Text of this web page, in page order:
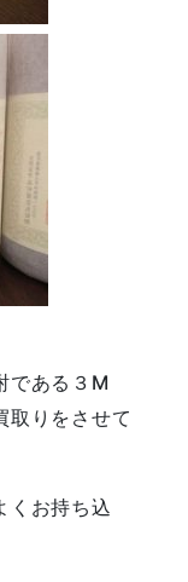
である３M
取りをさせて
くお持ち込